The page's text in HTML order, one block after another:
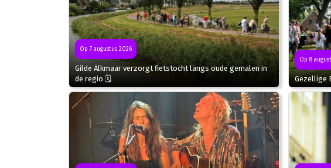
Op 7 augustus 2026
Gilde Alkmaar verzorgt fietstocht langs oude gemalen in
de regio 🗓
Op 8
Gezellige